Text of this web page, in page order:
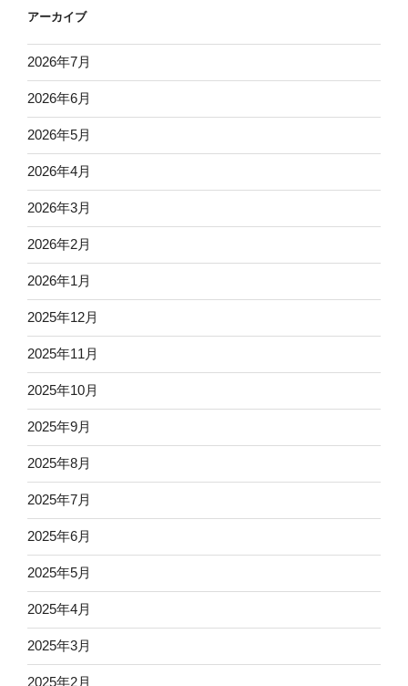
アーカイブ
2026年7月
2026年6月
2026年5月
2026年4月
2026年3月
2026年2月
2026年1月
2025年12月
2025年11月
2025年10月
2025年9月
2025年8月
2025年7月
2025年6月
2025年5月
2025年4月
2025年3月
2025年2月